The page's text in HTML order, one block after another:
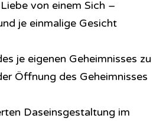
von einem Sich –
je einmalige Gesicht
je eigenen Geheimnisses zu
Öffnung des Geheimnisses
Daseinsgestaltung im